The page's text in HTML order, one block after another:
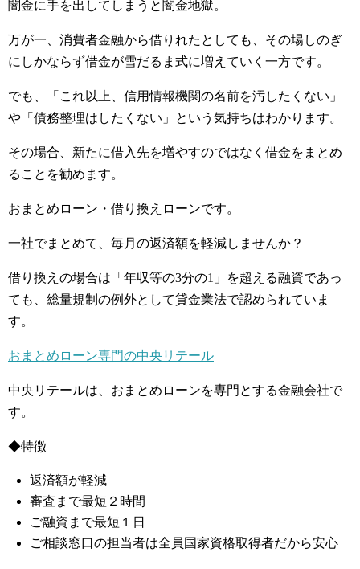
闇金に手を出してしまうと闇金地獄。
万が一、消費者金融から借りれたとしても、その場しのぎ
にしかならず借金が雪だるま式に増えていく一方です。
でも、「これ以上、信用情報機関の名前を汚したくない」
や「債務整理はしたくない」という気持ちはわかります。
その場合、新たに借入先を増やすのではなく借金をまとめ
ることを勧めます。
おまとめローン・借り換えローンです。
一社でまとめて、毎月の返済額を軽減しませんか？
借り換えの場合は「年収等の3分の1」を超える融資であっ
ても、総量規制の例外として貸金業法で認められていま
す。
おまとめローン専門の中央リテール
中央リテールは、おまとめローンを専門とする金融会社で
す。
◆特徴
返済額が軽減
審査まで最短２時間
ご融資まで最短１日
ご相談窓口の担当者は全員国家資格取得者だから安心